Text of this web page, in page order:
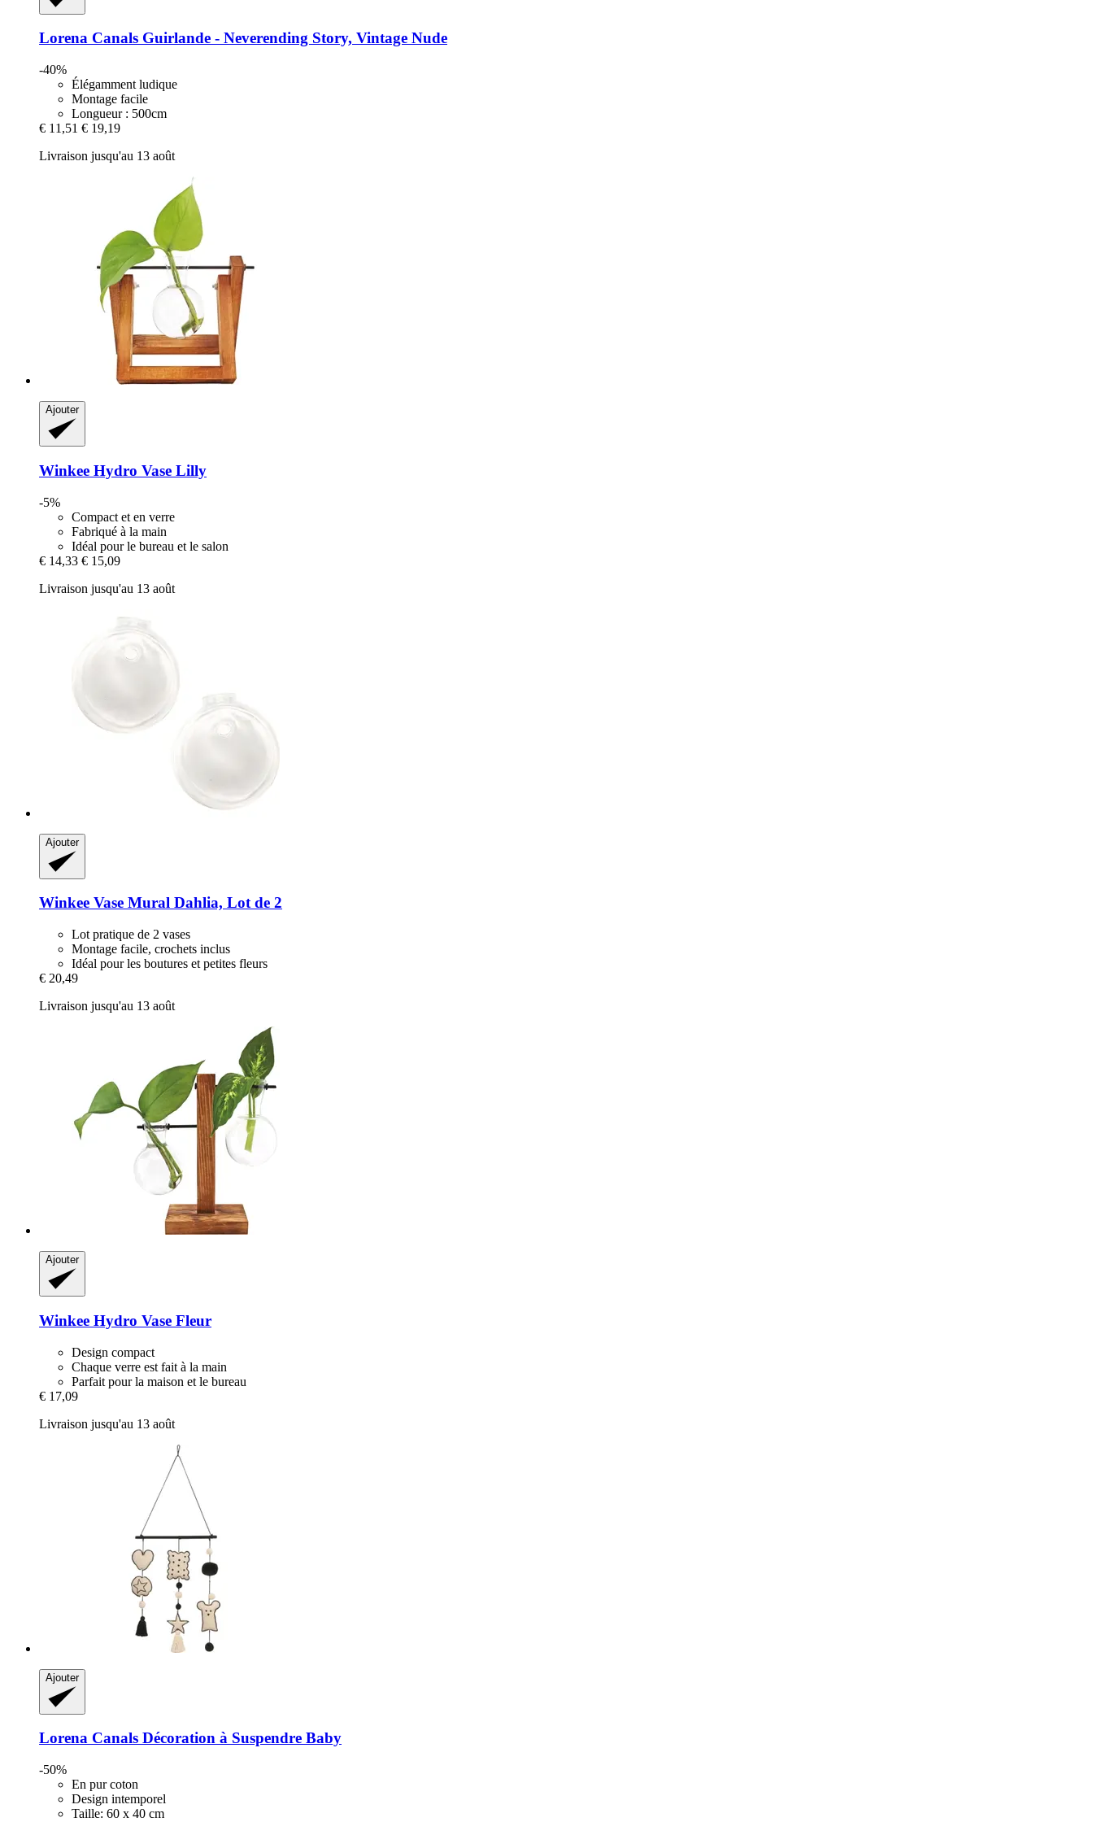
Lorena Canals Guirlande -​ Neverending Story, Vintage Nude
-40%
Élégamment ludique
Montage facile
Longueur : 500cm
€ 11,51 € 19,19
Livraison jusqu'au 13 août
Ajouter
Winkee Hydro Vase Lilly
-5%
Compact et en verre
Fabriqué à la main
Idéal pour le bureau et le salon
€ 14,33 € 15,09
Livraison jusqu'au 13 août
Ajouter
Winkee Vase Mural Dahlia, Lot de 2
Lot pratique de 2 vases
Montage facile, crochets inclus
Idéal pour les boutures et petites fleurs
€ 20,49
Livraison jusqu'au 13 août
Ajouter
Winkee Hydro Vase Fleur
Design compact
Chaque verre est fait à la main
Parfait pour la maison et le bureau
€ 17,09
Livraison jusqu'au 13 août
Ajouter
Lorena Canals Décoration à Suspendre Baby
-50%
En pur coton
Design intemporel
Taille: 60 x 40 cm